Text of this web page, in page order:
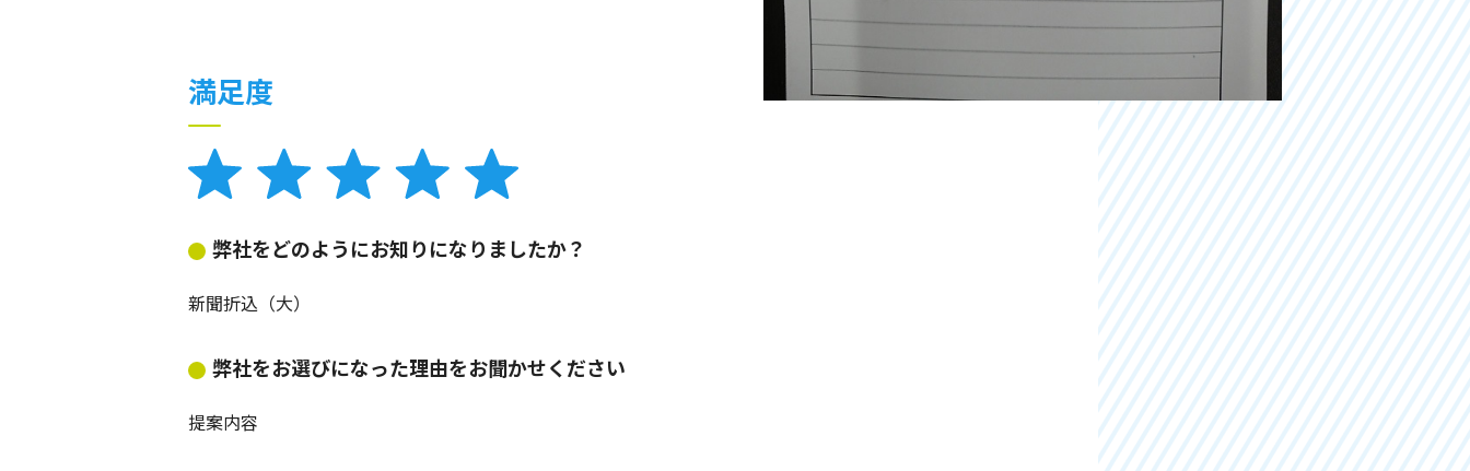
満足度
弊社をどのようにお知りになりましたか？
新聞折込（大）
弊社をお選びになった理由をお聞かせください
提案内容